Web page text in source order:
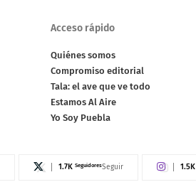
Acceso rápido
Quiénes somos
Compromiso editorial
Tala: el ave que ve todo
Estamos Al Aire
Yo Soy Puebla
1.7K SeguidoresSeguir 1.5K